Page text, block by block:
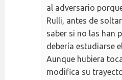
al adversario
Rulli, antes de
saber si no las han
debería estudiarse
Aunque hubiera
modifica su